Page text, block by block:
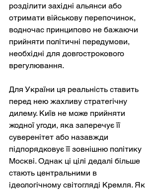
розділити західні альянси або
отримати військову перепочинок,
водночас принципово не бажаючи
прийняти політичні передумови,
необхідні для довгострокового
врегулювання.
Для України ця реальність ставить
перед нею жахливу стратегічну
дилему. Київ не може прийняти
жодної угоди, яка заперечує її
суверенітет або назавжди
підпорядковує її зовнішню політику
Москві. Однак ці цілі дедалі більше
стають центральними в
ідеологічному світогляді Кремля. Як